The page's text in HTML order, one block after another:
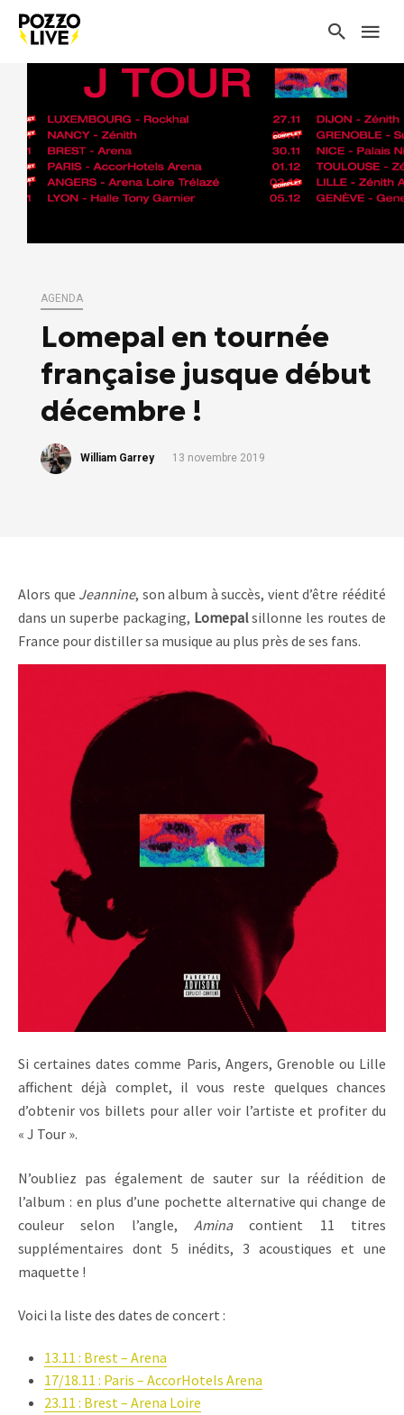
AGENDA
Lomepal en tournée
française jusque début
décembre !
William Garrey 13 novembre 2019
Alors que Jeannine, son album à succès, vient d’être réédité
dans un superbe packaging, Lomepalsillonne les routes de
France pour distiller sa musique au plus près de ses fans.
Si certaines dates comme Paris, Angers, Grenoble ou Lille
affichent déjà complet, il vous reste quelques chances
d’obtenir vos billets pour aller voir l’artiste et profiter du
« J Tour ».
N’oubliez pas également de sauter sur la réédition de
l’album : en plus d’une pochette alternative qui change de
couleur selon l’angle, Aminacontient 11 titres
supplémentaires dont 5 inédits, 3 acoustiques et une
maquette !
Voici la liste des dates de concert :
13.11 : Brest – Arena
17/18.11 : Paris – AccorHotels Arena
23.11 : Brest – Arena Loire